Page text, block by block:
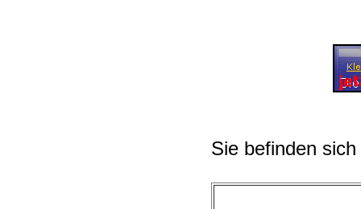
Sie befinden